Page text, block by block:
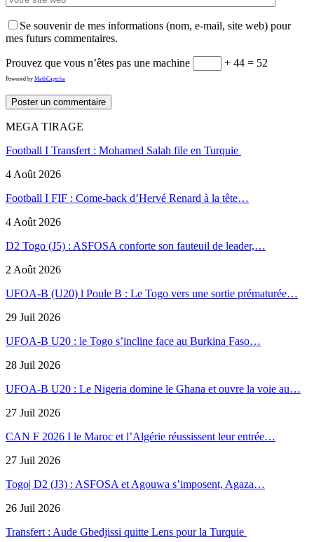
Se souvenir de mes informations (nom, e-mail, site web) pour
mes futurs commentaires.
Prouvez que vous n’êtes pas une machine + 44 = 52
Powered by MathCaptcha
MEGA TIRAGE
Football I Transfert : Mohamed Salah file en Turquie
4 Août 2026
Football I FIF : Come-back d’Hervé Renard à la tête…
4 Août 2026
D2 Togo (J5) : ASFOSA conforte son fauteuil de leader,…
2 Août 2026
UFOA-B (U20) l Poule B : Le Togo vers une sortie prématurée…
29 Juil 2026
UFOA-B U20 : le Togo s’incline face au Burkina Faso…
28 Juil 2026
UFOA-B U20 : Le Nigeria domine le Ghana et ouvre la voie au…
27 Juil 2026
CAN F 2026 I le Maroc et l’Algérie réussissent leur entrée…
27 Juil 2026
Togo| D2 (J3) : ASFOSA et Agouwa s’imposent, Agaza…
26 Juil 2026
Transfert : Aude Gbedjissi quitte Lens pour la Turquie